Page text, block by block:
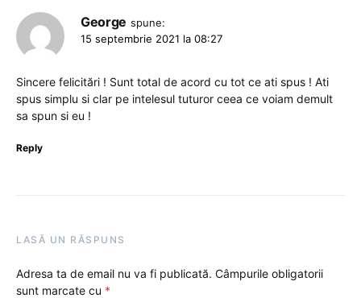
George spune:
15 septembrie 2021 la 08:27
Sincere felicitări ! Sunt total de acord cu tot ce ati spus ! Ati
spus simplu si clar pe intelesul tuturor ceea ce voiam demult
sa spun si eu !
Reply
LASĂ UN RĂSPUNS
Adresa ta de email nu va fi publicată. Câmpurile obligatorii
sunt marcate cu *